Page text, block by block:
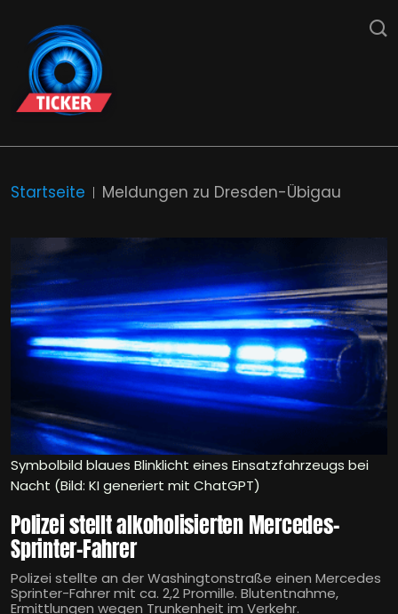
Startseite Meldungen zu Dresden-Übigau
Symbolbild blaues Blinklicht eines Einsatzfahrzeugs bei
Nacht (Bild: KI generiert mit ChatGPT)
Polizei stellt alkoholisierten Mercedes-
Sprinter-Fahrer
Polizei stellte an der Washingtonstraße einen Mercedes
Sprinter-Fahrer mit ca. 2,2 Promille. Blutentnahme,
Ermittlungen wegen Trunkenheit im Verkehr.